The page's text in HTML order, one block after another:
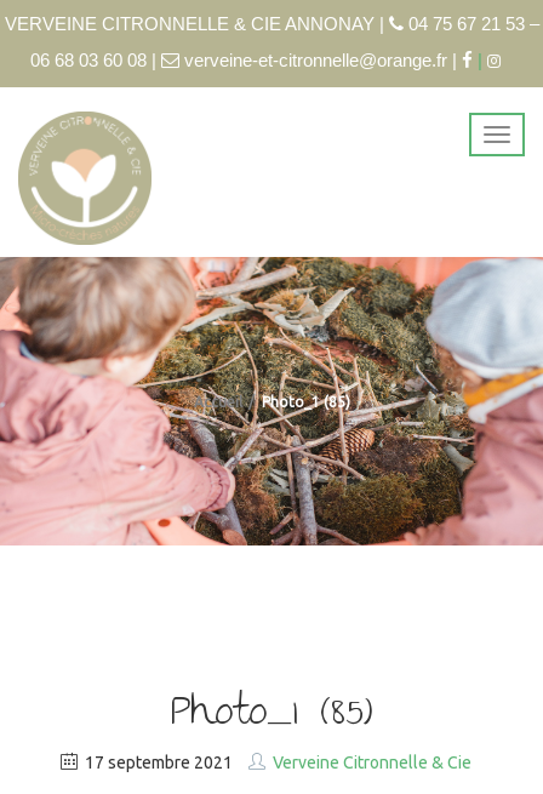
VERVEINE CITRONNELLE & CIE ANNONAY |
04 75 67 21 53 –
06 68 03 60 08 |
verveine-et-citronnelle@orange.fr | |
Accueil Photo_1 (85)
Photo_1 (85)
17 septembre 2021 Verveine Citronnelle & Cie